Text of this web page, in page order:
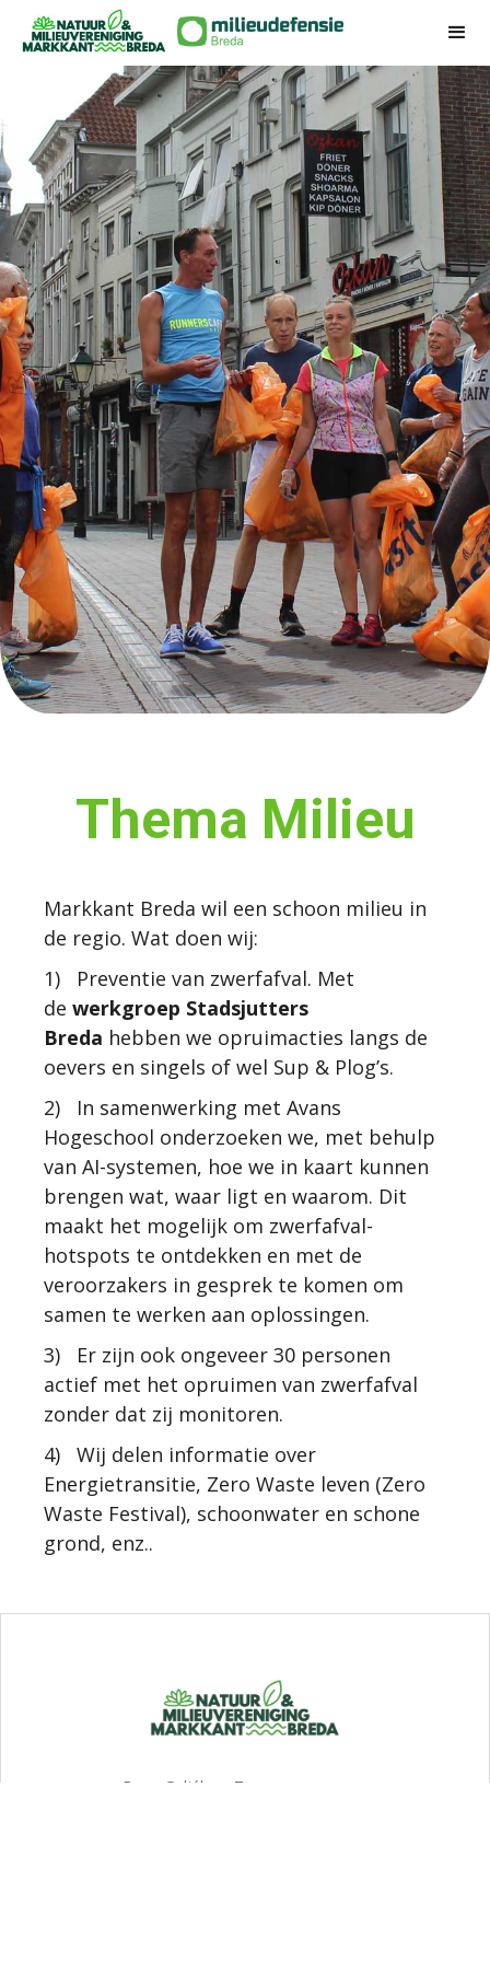
Thema Milieu
Markkant Breda wil een schoon milieu in
de regio. Wat doen wij:
1) Preventie van zwerfafval. Met
de werkgroep Stadsjutters
Breda hebben we opruimacties langs de
oevers en singels of wel Sup & Plog’s.
2) In samenwerking met Avans
Hogeschool onderzoeken we, met behulp
van AI-systemen, hoe we in kaart kunnen
brengen wat, waar ligt en waarom. Dit
maakt het mogelijk om zwerfafval-
hotspots te ontdekken en met de
veroorzakers in gesprek te komen om
samen te werken aan oplossingen.
3) Er zijn ook ongeveer 30 personen
actief met het opruimen van zwerfafval
zonder dat zij monitoren.
4) Wij delen informatie over
Energietransitie, Zero Waste leven (Zero
Waste Festival), schoonwater en schone
grond, enz..
Burg. Guljélaan 7